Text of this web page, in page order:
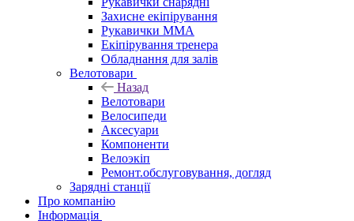
Захисне екіпірування
Рукавички ММА
Екіпірування тренера
Обладнання для залів
Велотовари
Назад
Велотовари
Велосипеди
Аксесуари
Компоненти
Велоэкіп
Ремонт.обслуговування, догляд
Зарядні станції
Про компанію
Інформація